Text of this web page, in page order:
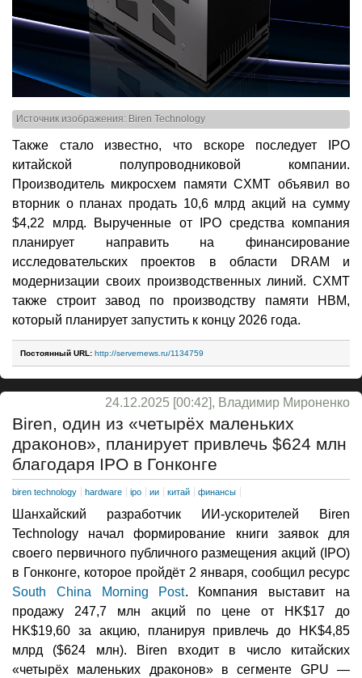
Источник изображения: Biren Technology
Также стало известно, что вскоре последует IPO
китайской полупроводниковой компании.
Производитель микросхем памяти CXMT объявил во
вторник о планах продать 10,6 млрд акций на сумму
$4,22 млрд. Вырученные от IPO средства компания
планирует направить на финансирование
исследовательских проектов в области DRAM и
модернизации своих производственных линий. CXMT
также строит завод по производству памяти HBM,
который планирует запустить к концу 2026 года.
Постоянный URL: http://servernews.ru/1134759
24.12.2025 [00:42], Владимир Мироненко
Biren, один из «четырёх маленьких
драконов», планирует привлечь $624 млн
благодаря IPO в Гонконге
biren technology hardware ipo ии китай финансы
Шанхайский разработчик ИИ-ускорителей Biren
Technology начал формирование книги заявок для
своего первичного публичного размещения акций (IPO)
в Гонконге, которое пройдёт 2 января, сообщил ресурс
South China Morning Post. Компания выставит на
продажу 247,7 млн акций по цене от HK$17 до
HK$19,60 за акцию, планируя привлечь до HK$4,85
млрд ($624 млн). Biren входит в число китайских
«четырёх маленьких драконов» в сегменте GPU —